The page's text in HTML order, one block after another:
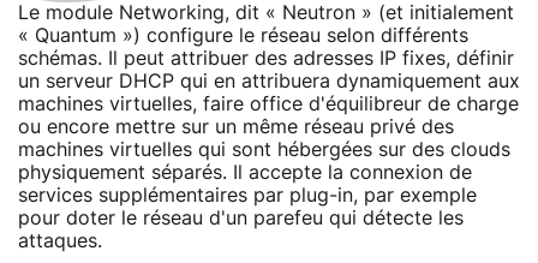
Le module Networking, dit « Neutron » (et initialement
« Quantum ») configure le réseau selon différents
schémas. Il peut attribuer des adresses IP fixes, définir
un serveur DHCP qui en attribuera dynamiquement aux
machines virtuelles, faire office d'équilibreur de charge
ou encore mettre sur un même réseau privé des
machines virtuelles qui sont hébergées sur des clouds
physiquement séparés. Il accepte la connexion de
services supplémentaires par plug-in, par exemple
pour doter le réseau d'un parefeu qui détecte les
attaques.